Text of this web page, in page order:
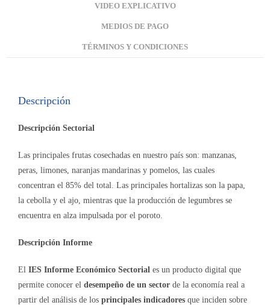
VIDEO EXPLICATIVO
MEDIOS DE PAGO
TÉRMINOS Y CONDICIONES
Descripción
Descripción Sectorial
Las principales frutas cosechadas en nuestro país son: manzanas,
peras, limones, naranjas mandarinas y pomelos, las cuales
concentran el 85% del total. Las principales hortalizas son la papa,
la cebolla y el ajo, mientras que la producción de legumbres se
encuentra en alza impulsada por el poroto.
Descripción Informe
El IES Informe Económico Sectorial es un producto digital que
permite conocer el desempeño de un sector de la economía real a
partir del análisis de los principales indicadores que inciden sobre